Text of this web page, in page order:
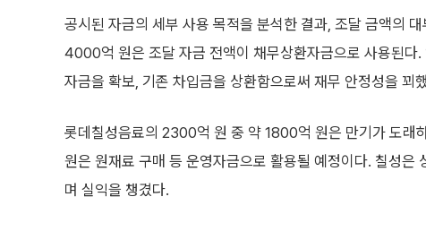
공시된 자금의 세부 사용 목적을 분석한 결과, 조달 금액의
4000억 원은 조달 자금 전액이 채무상환자금으로 사용된
자금을 확보, 기존 차입금을 상환함으로써 재무 안정성을 꾀
롯데칠성음료의 2300억 원 중 약 1800억 원은 만기가 도
원은 원재료 구매 등 운영자금으로 활용될 예정이다. 칠성
며 실익을 챙겼다.